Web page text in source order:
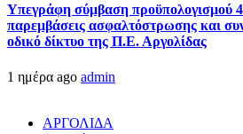
Υπεγράφη σύμβαση προϋπολογισμού
παρεμβάσεις ασφαλτόστρωσης και
οδικό δίκτυο της Π.Ε. Αργολίδας
1 ημέρα ago admin
ΑΡΓΟΛΙΔΑ